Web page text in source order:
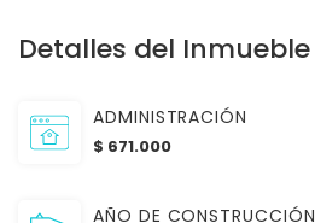
Detalles del Inmueble
ADMINISTRACIÓN
$ 671.000
AÑO DE CONSTRUCCIÓN